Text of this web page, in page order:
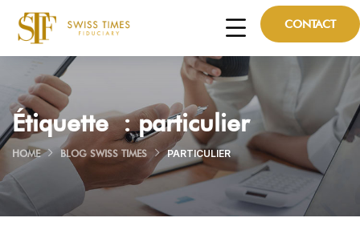
CONTACT
Étiquette :particulier
HOME BLOG SWISS TIMES PARTICULIER